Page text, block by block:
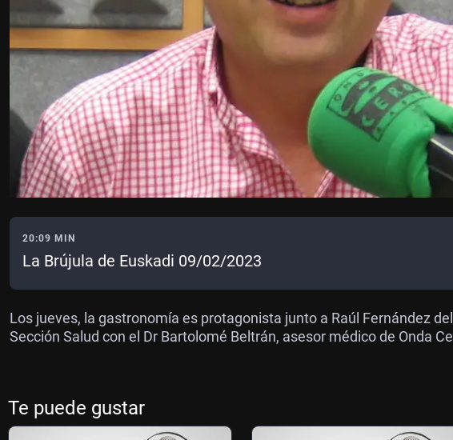
20:09 MIN
La Brújula de Euskadi 09/02/2023
Los jueves, la gastronomía es protagonista junto a Raúl Fernández
Sección Salud con el Dr Bartolomé Beltrán, asesor médico de Onda
Te puede gustar